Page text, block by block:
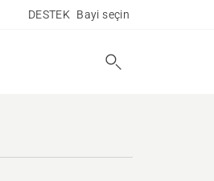
DESTEK Bayi seçin